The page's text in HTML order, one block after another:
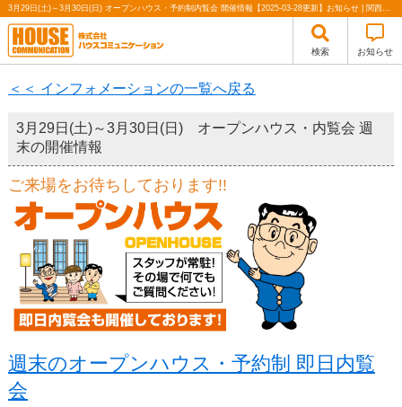
3月29日(土)～3月30日(日) オープンハウス・予約制内覧会 開催情報【2025-03-28更新】お知らせ | 関西（大阪・北摂・神戸）・関東（東京）で不動産の購入・売却、注文住宅、リノベーションの事なら株式会社ハウスコミュニケーション
検索 お知らせ
＜＜ インフォメーションの一覧へ戻る
3月29日(土)～3月30日(日) オープンハウス・内覧会 週
末の開催情報
ご来場をお待ちしております!!
週末のオープンハウス・予約制 即日内覧
会